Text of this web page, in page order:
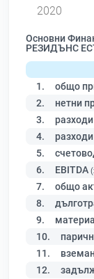
2020
Основни
РЕЗИДЪНС
1. общо
2. нетни
3.
4.
5.
6. EBITDA
7. общо
8.
9.
10.
11.
12.